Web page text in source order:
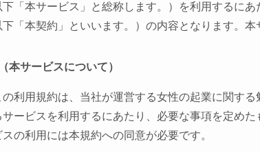
下「本サービス」と総称します。）を利用するに
下「本契約」といいます。）の内容となります。
本サービスについて）
の利用規約は、当社が運営する女性の起業に関す
サービスを利用するにあたり、必要な事項を定め
スの利用には本規約への同意が必要です。